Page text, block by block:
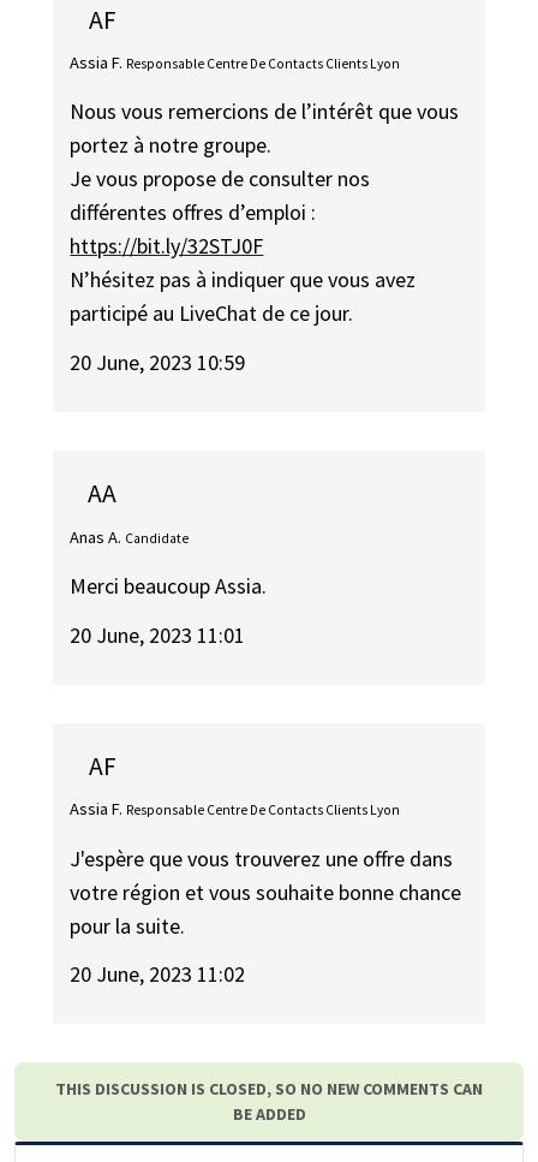
AF
Assia F. Responsable Centre De Contacts Clients Lyon
Nous vous remercions de l’intérêt que vous
portez à notre groupe.
Je vous propose de consulter nos
différentes offres d’emploi :
https://bit.ly/32STJ0F
N’hésitez pas à indiquer que vous avez
participé au LiveChat de ce jour.
20 June, 2023 10:59
AA
Anas A. Candidate
Merci beaucoup Assia.
20 June, 2023 11:01
AF
Assia F. Responsable Centre De Contacts Clients Lyon
J'espère que vous trouverez une offre dans
votre région et vous souhaite bonne chance
pour la suite.
20 June, 2023 11:02
THIS DISCUSSION IS CLOSED, SO NO NEW COMMENTS CAN
BE ADDED